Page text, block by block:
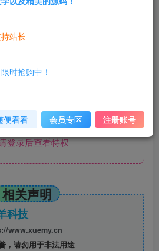
类似于比特币的货币，但使用的协
CryptoNote
会员大佬们
做一个详细的讲解
已隐藏，赞助会员可见
登录后查看特权
相关声明
科技
www.xuemy.cn
，请勿用于非法用途
站长
时抢购中！
便看看 会员专区 注册账号